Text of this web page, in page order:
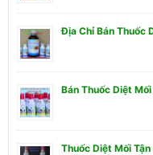
Địa Chỉ Bán Thuốc
Bán Thuốc Diệt Mối
Thuốc Diệt Mối